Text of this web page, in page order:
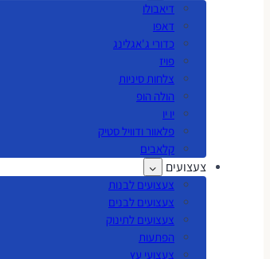
דיאבולו
דאפו
כדורי ג'אגלינג
פויז
צלחות סיניות
הולה הופ
יו יו
פלאוור ודוויל סטיק
קלאבים
צעצועים
צעצועים לבנות
צעצועים לבנים
צעצועים לתינוק
הפתעות
צעצועי עץ